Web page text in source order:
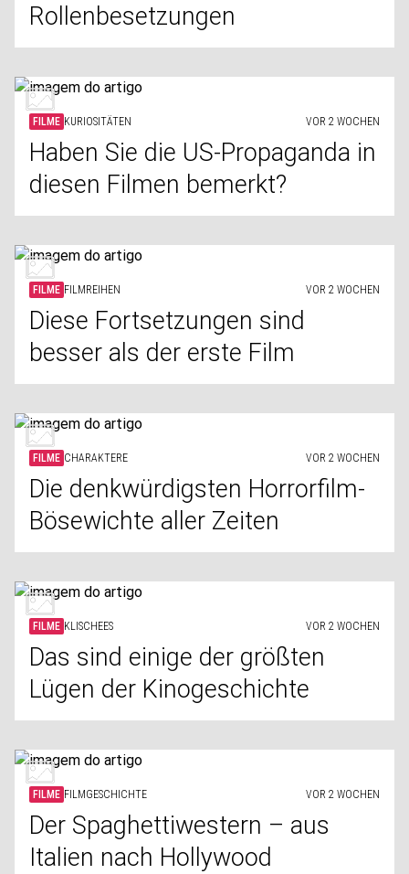
Rollenbesetzungen
FILME KURIOSITÄTEN VOR 2 WOCHEN
Haben Sie die US-Propaganda in
diesen Filmen bemerkt?
FILME FILMREIHEN VOR 2 WOCHEN
Diese Fortsetzungen sind
besser als der erste Film
FILME CHARAKTERE VOR 2 WOCHEN
Die denkwürdigsten Horrorfilm-
Bösewichte aller Zeiten
FILME KLISCHEES VOR 2 WOCHEN
Das sind einige der größten
Lügen der Kinogeschichte
FILME FILMGESCHICHTE VOR 2 WOCHEN
Der Spaghettiwestern – aus
Italien nach Hollywood